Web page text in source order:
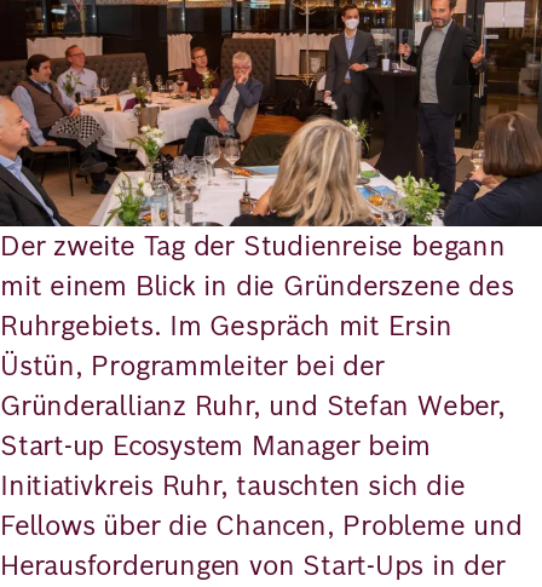
Der zweite Tag der Studienreise begann
mit einem Blick in die Gründerszene des
Ruhrgebiets. Im Gespräch mit Ersin
Üstün, Programmleiter bei der
Gründerallianz Ruhr, und Stefan Weber,
Start-up Ecosystem Manager beim
Initiativkreis Ruhr, tauschten sich die
Fellows über die Chancen, Probleme und
Herausforderungen von Start-Ups in der